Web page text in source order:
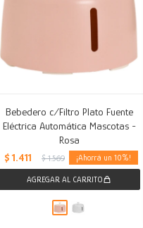
Bebedero c/Filtro Plato Fuente
Eléctrica Automática Mascotas -
Rosa
$ 1.411 $ 1.569 10